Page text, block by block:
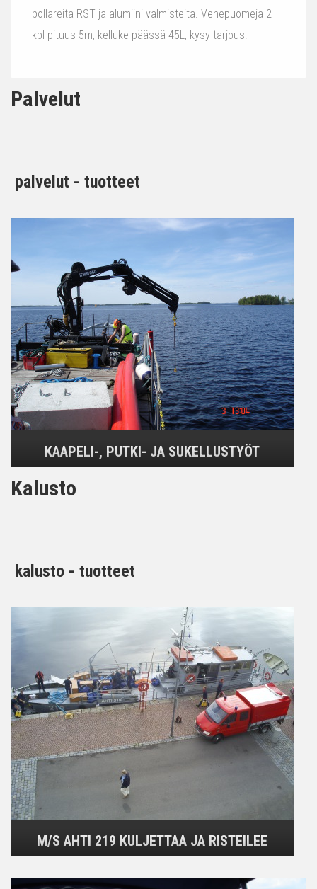
pollareita RST ja alumiini valmisteita. Venepuomeja 2
kpl pituus 5m, kelluke päässä 45L, kysy tarjous!
Palvelut
palvelut - tuotteet
KAAPELI-, PUTKI- JA SUKELLUSTYÖT
Kalusto
kalusto - tuotteet
M/S AHTI 219 KULJETTAA JA RISTEILEE